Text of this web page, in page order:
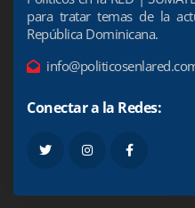
para tratar temas de la
República Dominicana.
Conectar a la Redes: